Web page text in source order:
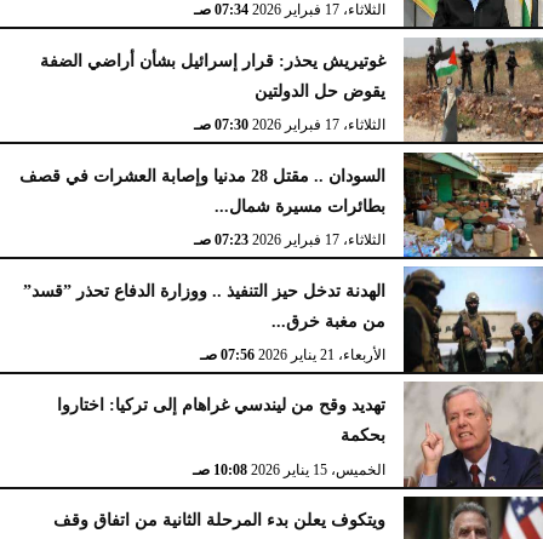
الثلاثاء، 17 فبراير 2026 07:34 صـ
غوتيريش يحذر: قرار إسرائيل بشأن أراضي الضفة
يقوض حل الدولتين
الثلاثاء، 17 فبراير 2026 07:30 صـ
السودان .. مقتل 28 مدنيا وإصابة العشرات في قصف
بطائرات مسيرة شمال...
الثلاثاء، 17 فبراير 2026 07:23 صـ
الهدنة تدخل حيز التنفيذ .. ووزارة الدفاع تحذر ”قسد”
من مغبة خرق...
الأربعاء، 21 يناير 2026 07:56 صـ
تهديد وقح من ليندسي غراهام إلى تركيا: اختاروا
بحكمة
الخميس، 15 يناير 2026 10:08 صـ
ويتكوف يعلن بدء المرحلة الثانية من اتفاق وقف